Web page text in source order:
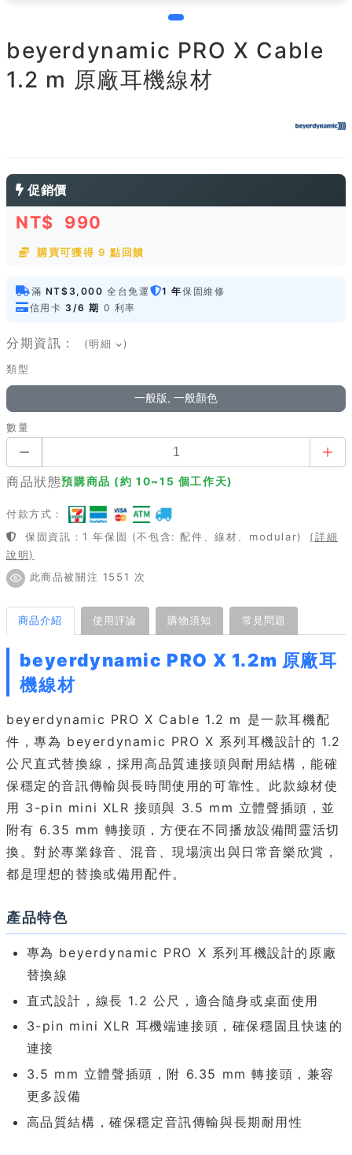
beyerdynamic PRO X Cable
1.2 m 原廠耳機線材
促銷價
NT$ 990
購買可獲得 9 點回饋
滿 NT$3,000 全台免運 1 年保固維修
信用卡 3/6 期 0 利率
分期資訊： (明細 )
類型
一般版, 一般顏色
數量
商品狀態預購商品 (約 10~15 個工作天)
付款方式：
保固資訊：1 年保固 (不包含: 配件、線材、modular)
(詳細
說明)
此商品被關注 1551 次
商品介紹 使用評論 購物須知 常見問題
beyerdynamic PRO X 1.2m 原廠耳
機線材
beyerdynamic PRO X Cable 1.2 m 是一款耳機配
件，專為 beyerdynamic PRO X 系列耳機設計的 1.2
公尺直式替換線，採用高品質連接頭與耐用結構，能確
保穩定的音訊傳輸與長時間使用的可靠性。此款線材使
用 3-pin mini XLR 接頭與 3.5 mm 立體聲插頭，並
附有 6.35 mm 轉接頭，方便在不同播放設備間靈活切
換。對於專業錄音、混音、現場演出與日常音樂欣賞，
都是理想的替換或備用配件。
產品特色
專為 beyerdynamic PRO X 系列耳機設計的原廠
替換線
直式設計，線長 1.2 公尺，適合隨身或桌面使用
3-pin mini XLR 耳機端連接頭，確保穩固且快速的
連接
3.5 mm 立體聲插頭，附 6.35 mm 轉接頭，兼容
更多設備
高品質結構，確保穩定音訊傳輸與長期耐用性